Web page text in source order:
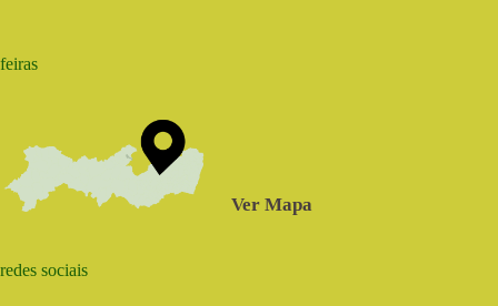
feiras
Ver Mapa
redes sociais